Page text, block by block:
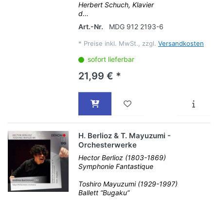
Herbert Schuch, Klavier
d...
Art.-Nr.
MDG 912 2193-6
* Preise inkl. MwSt., zzgl. Versandkosten
sofort lieferbar
21,99 € *
H. Berlioz & T. Mayuzumi -
Orchesterwerke
Hector Berlioz (1803-1869)
Symphonie Fantastique
Toshiro Mayuzumi (1929-1997)
Ballett “Bugaku”